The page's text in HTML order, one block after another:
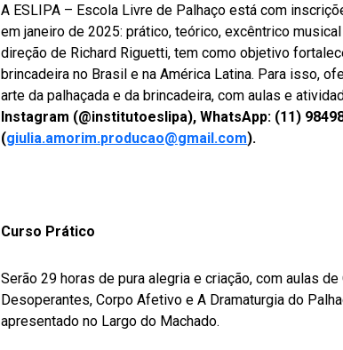
A ESLIPA – Escola Livre de Palhaço está com
em janeiro de 2025: prático, teórico, excêntrico
direção de Richard Riguetti, tem como objetivo
brincadeira no Brasil e na América Latina. Para isso,
arte da palhaçada e da brincadeira, com aulas e
Instagram (@institutoeslipa), WhatsApp: (11)
(giulia.amorim.producao@gmail.com).
Curso Prático
Serão 29 horas de pura alegria e criação, com aulas
Desoperantes, Corpo Afetivo e A Dramaturgia do
apresentado no Largo do Machado.